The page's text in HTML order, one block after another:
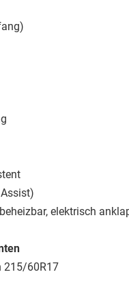
elektrisch
215/60R17